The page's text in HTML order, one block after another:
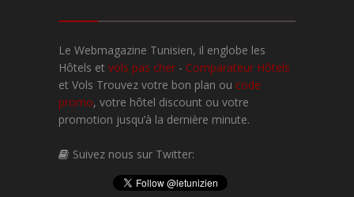
Le Webmagazine Tunisien, il englobe les
Hôtels et vols pas cher - Comparateur Hôtels
et Vols Trouvez votre bon plan ou code
promo, votre hôtel discount ou votre
promotion jusqu’à la dernière minute.
Suivez nous sur Twitter: